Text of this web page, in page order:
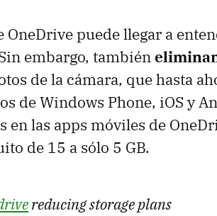
puede llegar a
embargo, también
de la cámara, que hasta
de Windows Phone, iOS y
las apps móviles de
de 15 a sólo 5 GB.
reducing storage plans